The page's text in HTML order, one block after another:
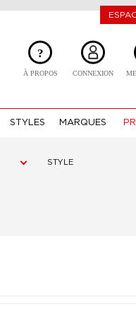
?
À PROPOS CONNEXION
STYLES MARQUES
STYLE